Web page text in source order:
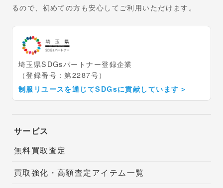
るので、初めての方も安心してご利用いただけます。
埼玉県SDGsパートナー登録企業
（登録番号：第2287号）
制服リユースを通じてSDGsに貢献しています ＞
サービス
無料買取査定
買取強化・高額査定アイテム一覧